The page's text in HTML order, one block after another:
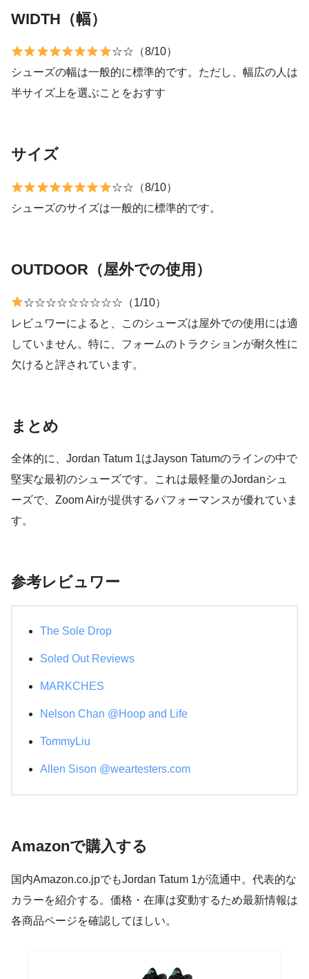
WIDTH（幅）
☆☆（8/10）
シューズの幅は一般的に標準的です。ただし、幅広の人は
半サイズ上を選ぶことをおすす
サイズ
☆☆（8/10）
シューズのサイズは一般的に標準的です。
OUTDOOR（屋外での使用）
☆☆☆☆☆☆☆☆☆（1/10）
レビュワーによると、このシューズは屋外での使用には適
していません。特に、フォームのトラクションが耐久性に
欠けると評されています。
まとめ
全体的に、Jordan Tatum 1はJayson Tatumのラインの中で
堅実な最初のシューズです。これは最軽量のJordanシュ
ーズで、Zoom Airが提供するパフォーマンスが優れていま
す。
参考レビュワー
The Sole Drop
Soled Out Reviews
MARKCHES
Nelson Chan @Hoop and Life
TommyLiu
Allen Sison @weartesters.com
Amazonで購入する
国内Amazon.co.jpでもJordan Tatum 1が流通中。代表的な
カラーを紹介する。価格・在庫は変動するため最新情報は
各商品ページを確認してほしい。